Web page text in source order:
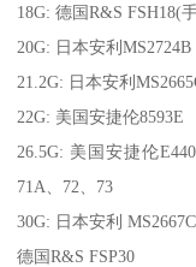
18G: 德国R&S FSH18(
20G: 日本安利MS2724B
21.2G: 日本安利
22G: 美国安捷伦8593E
26.5G: 美国安捷伦
71A、72、73
30G: 日本安利 MS2667C
德国R&S FSP30